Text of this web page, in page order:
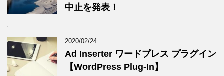
中止を発表！
2020/02/24
Ad Inserter ワードプレス プラグイン
【WordPress Plug-In】